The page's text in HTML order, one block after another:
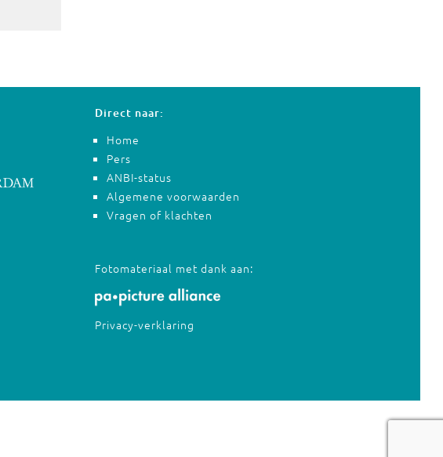
Direct naar:
Home
Pers
ANBI-status
Algemene voorwaarden
Vragen of klachten
Fotomateriaal met dank aan:
Privacy-verklaring